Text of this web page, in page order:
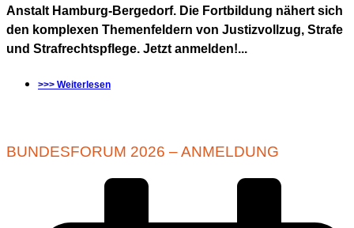
Anstalt Hamburg-Bergedorf. Die Fortbildung nähert sich
den komplexen Themenfeldern von Justizvollzug, Strafe
und Strafrechtspflege. Jetzt anmelden!...
>>> Weiterlesen
BUNDESFORUM 2026 – ANMELDUNG